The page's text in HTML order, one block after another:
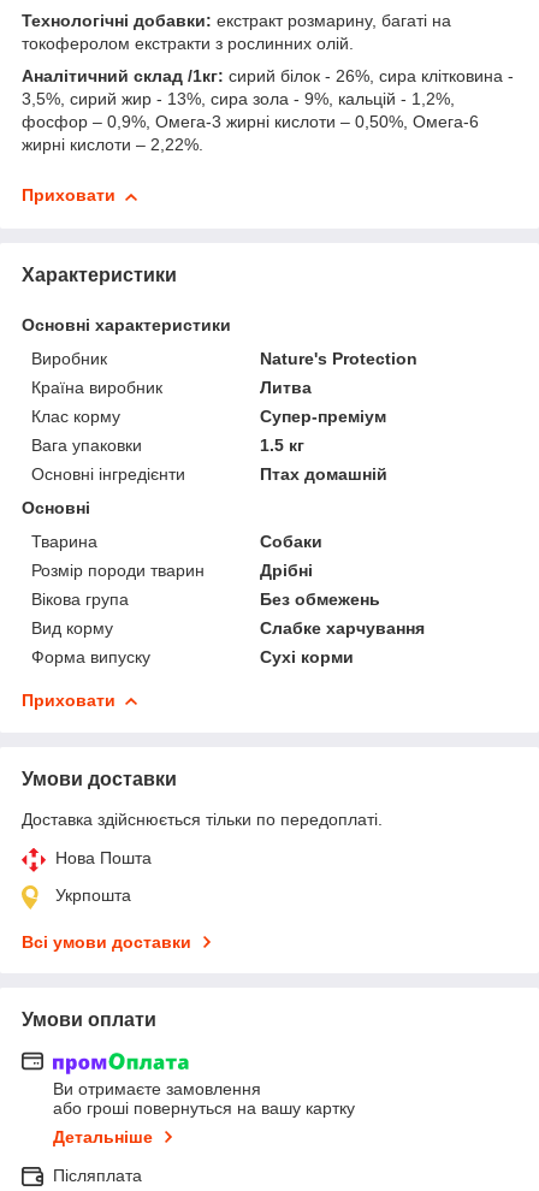
Технологічні добавки: екстракт розмарину, багаті на
токоферолом екстракти з рослинних олій.
Аналітичний склад /1кг: сирий білок - 26%, сира клітковина -
3,5%, сирий жир - 13%, сира зола - 9%, кальцій - 1,2%,
фосфор – 0,9%, Омега-3 жирні кислоти – 0,50%, Омега-6
жирні кислоти – 2,22%.
Приховати
Характеристики
Основні характеристики
Виробник
Nature's Protection
Країна виробник
Литва
Клас корму
Супер-преміум
Вага упаковки
1.5 кг
Основні інгредієнти
Птах домашній
Основні
Тварина
Собаки
Розмір породи тварин
Дрібні
Вікова група
Без обмежень
Вид корму
Слабке харчування
Форма випуску
Сухі корми
Приховати
Умови доставки
Доставка здійснюється тільки по передоплаті.
Нова Пошта
Укрпошта
Всі умови доставки
Умови оплати
Ви отримаєте замовлення
або гроші повернуться на вашу картку
Детальніше
Післяплата